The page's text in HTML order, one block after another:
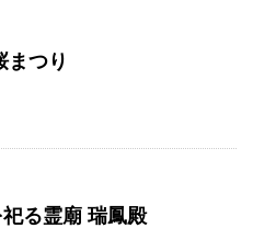
まつり
る霊廟 瑞鳳殿